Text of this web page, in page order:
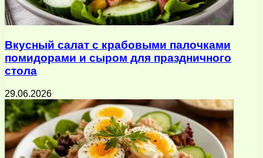
Вкусный салат с крабовыми палочками
помидорами и сыром для праздничного
стола
29.06.2026